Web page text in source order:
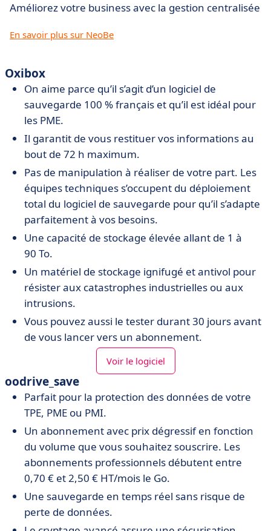
Améliorez votre business avec la gestion centralisée
En savoir plus sur NeoBe
Oxibox
On aime parce qu’il s’agit d’un logiciel de
sauvegarde 100 % français et qu’il est idéal pour
les PME.
Il garantit de vous restituer vos informations au
bout de 72 h maximum.
Pas de manipulation à réaliser de votre part. Les
équipes techniques s’occupent du déploiement
total du logiciel de sauvegarde pour qu’il s’adapte
parfaitement à vos besoins.
Une capacité de stockage élevée allant de 1 à
90 To.
Un matériel de stockage ignifugé et antivol pour
résister aux catastrophes industrielles ou aux
intrusions.
Vous pouvez aussi le tester durant 30 jours avant
de vous lancer vers un abonnement.
Voir le logiciel
oodrive_save
Parfait pour la protection des données de votre
TPE, PME ou PMI.
Un abonnement avec prix dégressif en fonction
du volume que vous souhaitez souscrire. Les
abonnements professionnels débutent entre
0,70 € et 2,50 € HT/mois le Go.
Une sauvegarde en temps réel sans risque de
perte de données.